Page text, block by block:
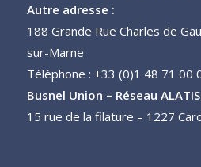
Autre adresse :
188 Grande Rue Charles de
sur-Marne
Téléphone : +33 (0)1 48 71 00
Busnel Union – Réseau ALATIS
15 rue de la filature – 1227